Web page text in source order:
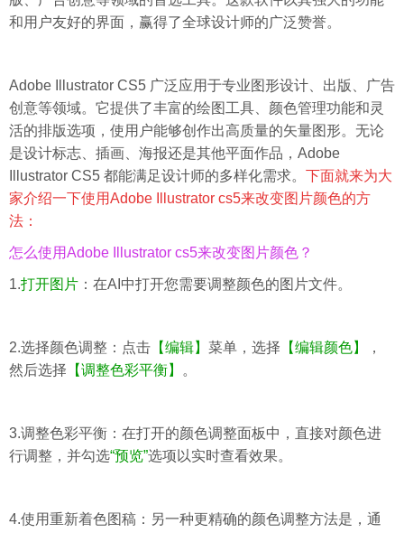
和用户友好的界面，赢得了全球设计师的广泛赞誉。
Adobe Illustrator CS5 广泛应用于专业图形设计、出版、广告
创意等领域。它提供了丰富的绘图工具、颜色管理功能和灵
活的排版选项，使用户能够创作出高质量的矢量图形。无论
是设计标志、插画、海报还是其他平面作品，Adobe
Illustrator CS5 都能满足设计师的多样化需求。 下面就来为大
家介绍一下使用Adobe Illustrator cs5来改变图片颜色的方
法：
怎么使用Adobe Illustrator cs5来改变图片颜色？
1.打开图片 ：在AI中打开您需要调整颜色的图片文件。
2.选择颜色调整：点击 【编辑】 菜单，选择 【编辑颜色】
，
然后选择 【调整色彩平衡】 。
3.调整色彩平衡：在打开的颜色调整面板中，直接对颜色进
行调整，并勾选“预览”选项以实时查看效果。
4.使用重新着色图稿：另一种更精确的颜色调整方法是，通